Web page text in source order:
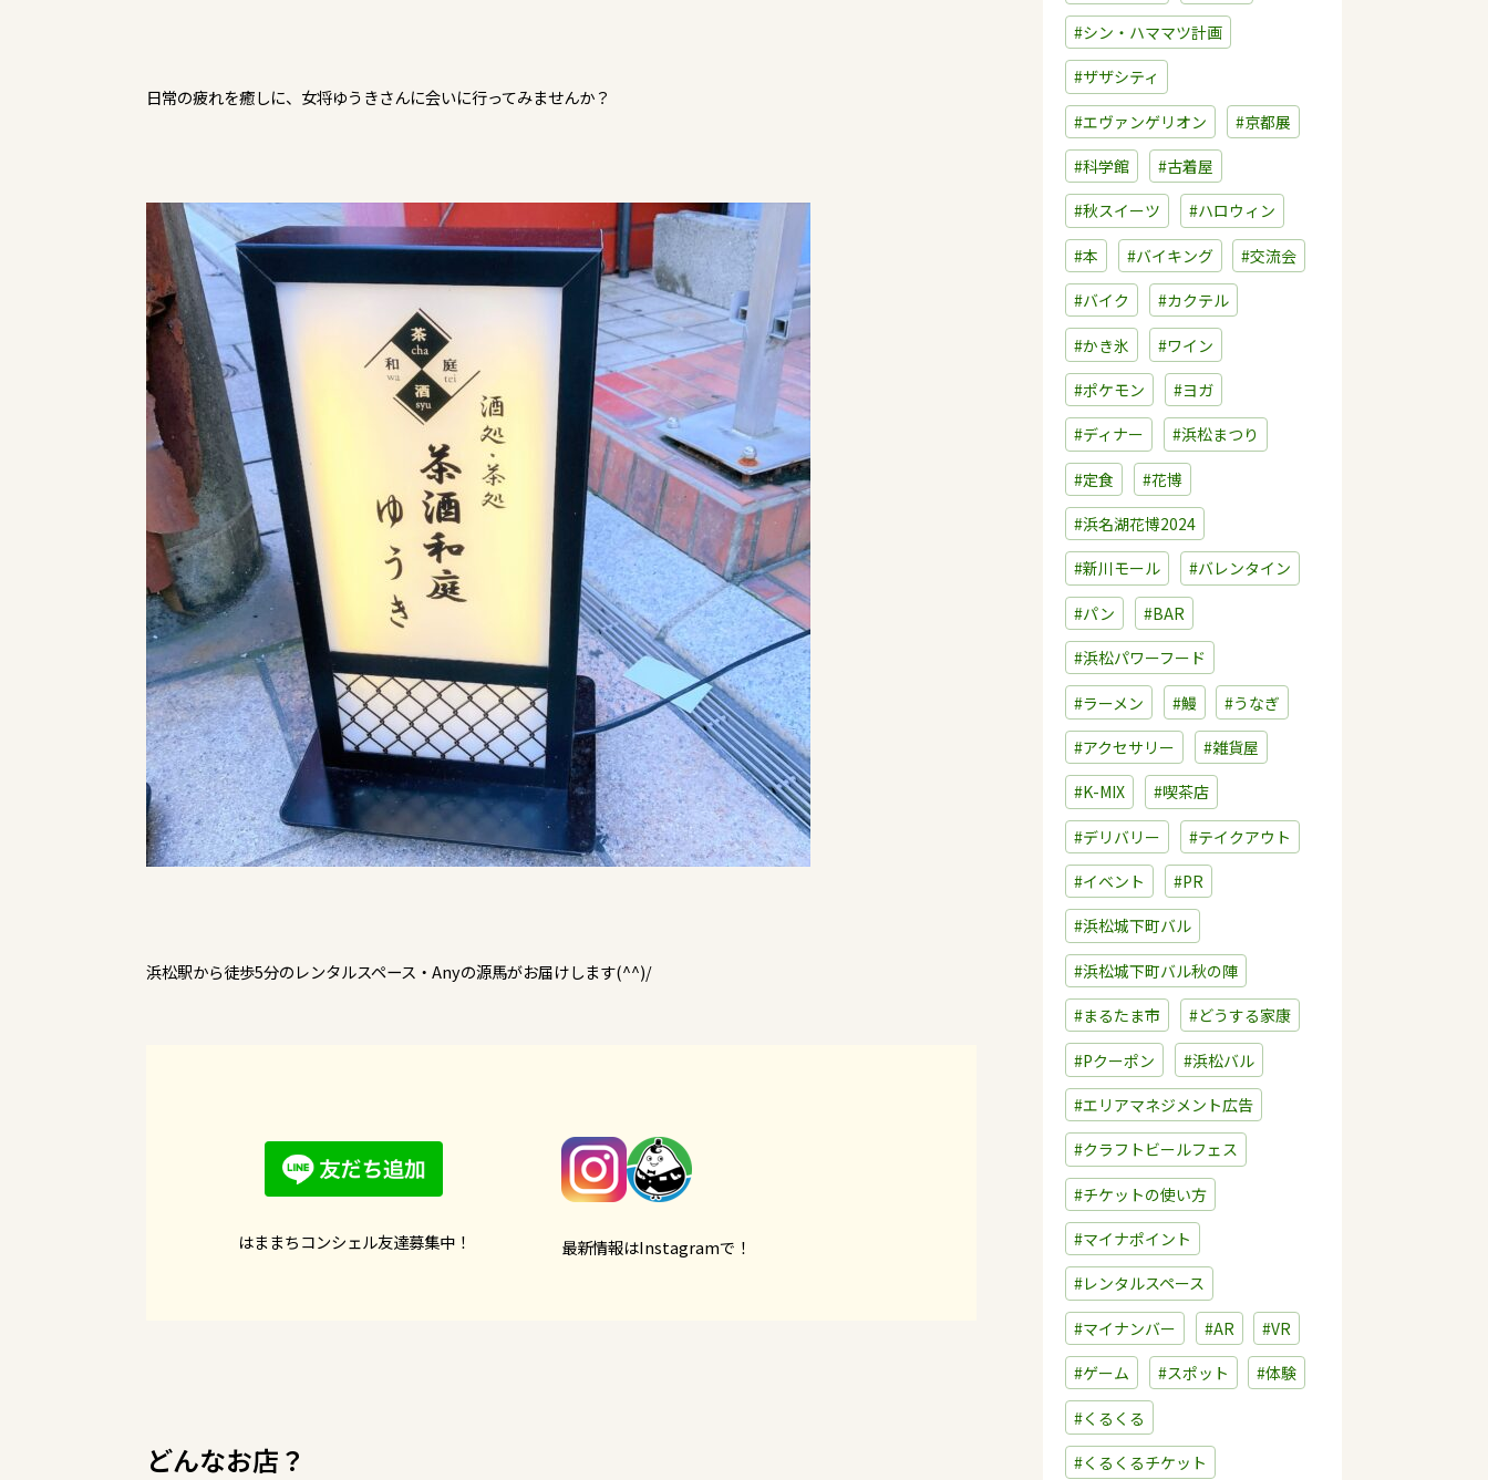
日常の疲れを癒しに、女将ゆうきさんに会いに行ってみませんか？
浜松駅から徒歩5分のレンタルスペース・Anyの源馬がお届けします(^^)/
はままちコンシェル友達募集中！ 最新情報はInstagramで！
どんなお店？
#シン・ハママツ計画
#ザザシティ
#エヴァンゲリオン #京都展
#科学館 #古着屋
#秋スイーツ #ハロウィン
#本 #バイキング #交流会
#バイク #カクテル
#かき氷 #ワイン
#ポケモン #ヨガ
#ディナー #浜松まつり
#定食 #花博
#浜名湖花博2024
#新川モール #バレンタイン
#パン #BAR
#浜松パワーフード
#ラーメン #鰻 #うなぎ
#アクセサリー #雑貨屋
#K-MIX #喫茶店
#デリバリー #テイクアウト
#イベント #PR
#浜松城下町バル
#浜松城下町バル秋の陣
#まるたま市 #どうする家康
#Pクーポン #浜松バル
#エリアマネジメント広告
#クラフトビールフェス
#チケットの使い方
#マイナポイント
#レンタルスペース
#マイナンバー #AR #VR
#ゲーム #スポット #体験
#くるくる
#くるくるチケット